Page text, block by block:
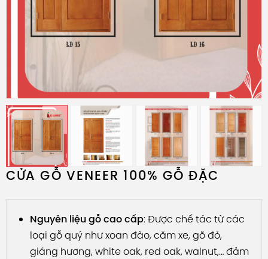
CỬA GỖ VENEER 100% GỖ ĐẶC
Nguyên liệu gỗ cao cấp: Được chế tác từ các
loại gỗ quý như xoan đào, căm xe, gõ đỏ,
giáng hương, white oak, red oak, walnut,… đảm